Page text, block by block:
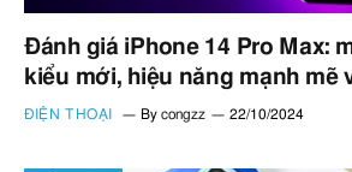
Đánh giá iPhone 14 Pro Max:
kiểu mới, hiệu năng mạnh mẽ
ĐIỆN THOẠI By congzz 22/10/2024